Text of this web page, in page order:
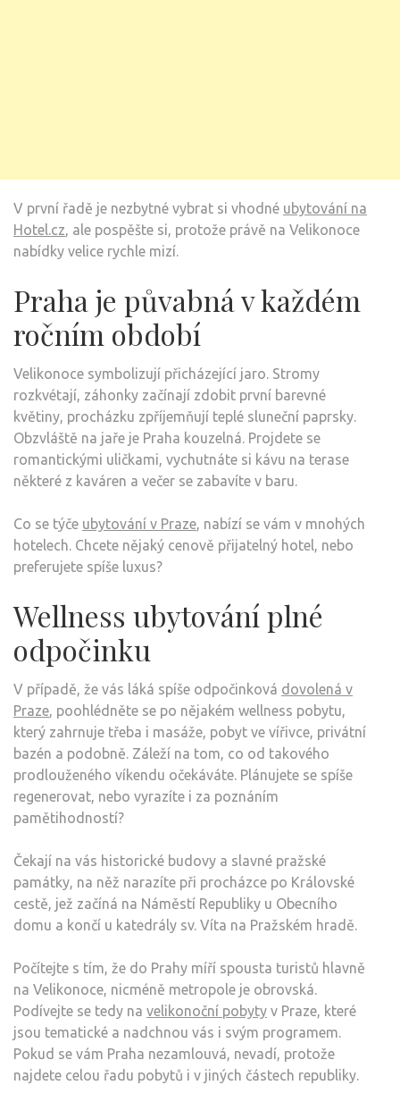
V první řadě je nezbytné vybrat si vhodné ubytování na
Hotel.cz, ale pospěšte si, protože právě na Velikonoce
nabídky velice rychle mizí.
Praha je půvabná v každém
ročním období
Velikonoce symbolizují přicházející jaro. Stromy
rozkvétají, záhonky začínají zdobit první barevné
květiny, procházku zpříjemňují teplé sluneční paprsky.
Obzvláště na jaře je Praha kouzelná. Projdete se
romantickými uličkami, vychutnáte si kávu na terase
některé z kaváren a večer se zabavíte v baru.
Co se týče ubytování v Praze, nabízí se vám v mnohých
hotelech. Chcete nějaký cenově přijatelný hotel, nebo
preferujete spíše luxus?
Wellness ubytování plné
odpočinku
V případě, že vás láká spíše odpočinková dovolená v
Praze, poohlédněte se po nějakém wellness pobytu,
který zahrnuje třeba i masáže, pobyt ve vířivce, privátní
bazén a podobně. Záleží na tom, co od takového
prodlouženého víkendu očekáváte. Plánujete se spíše
regenerovat, nebo vyrazíte i za poznáním
pamětihodností?
Čekají na vás historické budovy a slavné pražské
památky, na něž narazíte při procházce po Královské
cestě, jež začíná na Náměstí Republiky u Obecního
domu a končí u katedrály sv. Víta na Pražském hradě.
Počítejte s tím, že do Prahy míří spousta turistů hlavně
na Velikonoce, nicméně metropole je obrovská.
Podívejte se tedy na velikonoční pobyty v Praze, které
jsou tematické a nadchnou vás i svým programem.
Pokud se vám Praha nezamlouvá, nevadí, protože
najdete celou řadu pobytů i v jiných částech republiky.